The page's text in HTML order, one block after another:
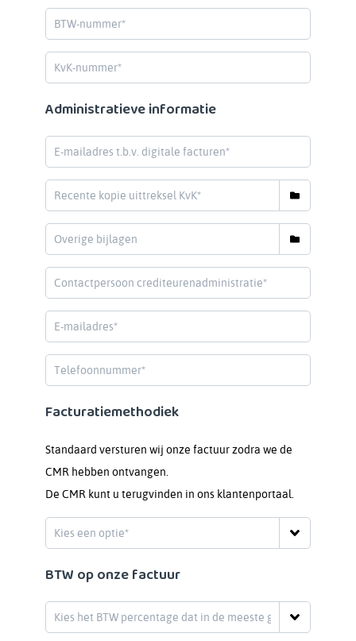
Administratieve informatie
Facturatiemethodiek
Standaard versturen wij onze factuur zodra we de
CMR hebben ontvangen.
De CMR kunt u terugvinden in ons klantenportaal.
BTW op onze factuur